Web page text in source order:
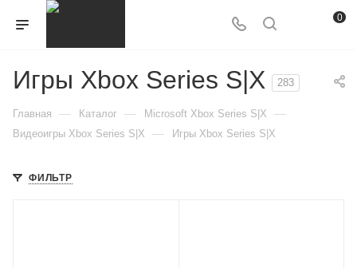
0
Игры Xbox Series S|X 283
Главная — Каталог — Microsoft Xbox Series S|X —
Видеоигры Xbox Series S|X — Игры Xbox Series S|X
ФИЛЬТР